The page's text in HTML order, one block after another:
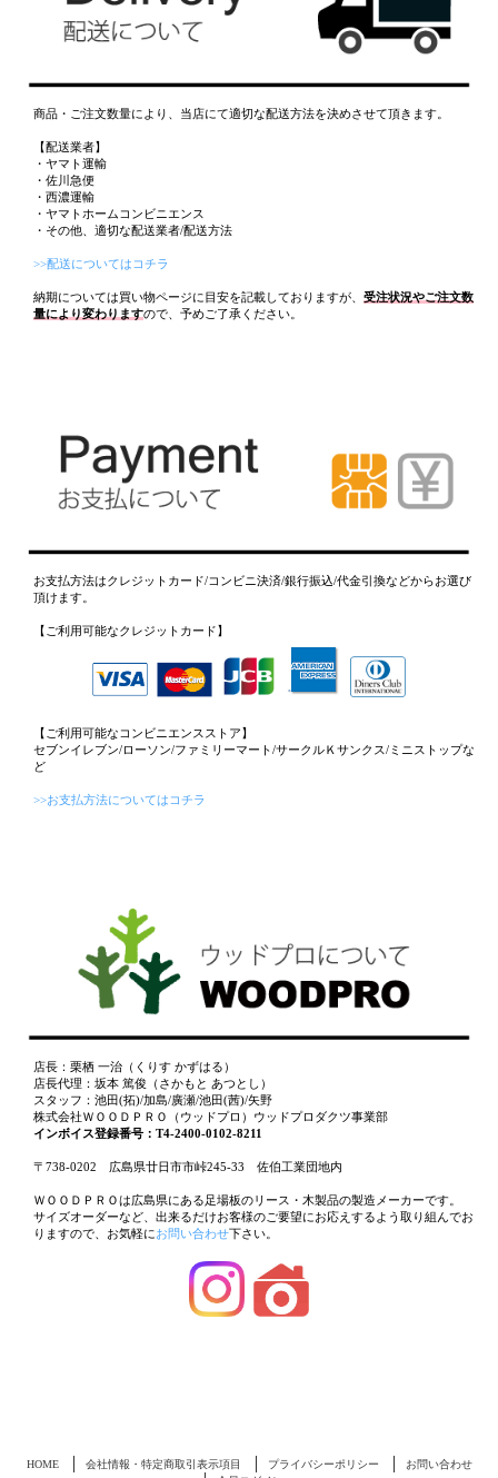
商品・ご注文数量により、当店にて適切な配送方法を決めさせて頂きます。
【配送業者】
・ヤマト運輸
・佐川急便
・西濃運輸
・ヤマトホームコンビニエンス
・その他、適切な配送業者/配送方法
>>配送についてはコチラ
納期については買い物ページに目安を記載しておりますが、 受注状況やご注文数
量により変わりますので、予めご了承ください。
お支払方法はクレジットカード/コンビニ決済/銀行振込/代金引換などからお選び
頂けます。
【ご利用可能なクレジットカード】
【ご利用可能なコンビニエンスストア】
セブンイレブン/ローソン/ファミリーマート/サークルＫサンクス/ミニストップな
ど
>>お支払方法についてはコチラ
店長：栗栖 一治（くりす かずはる）
店長代理：坂本 篤俊（さかもと あつとし）
スタッフ：池田(拓)/加島/廣瀬/池田(茜)/矢野
株式会社ＷＯＯＤＰＲＯ（ウッドプロ）ウッドプロダクツ事業部
インボイス登録番号：T4-2400-0102-8211
〒738-0202 広島県廿日市市峠245-33 佐伯工業団地内
ＷＯＯＤＰＲＯは広島県にある足場板のリース・木製品の製造メーカーです。
サイズオーダーなど、出来るだけお客様のご要望にお応えするよう取り組んでお
りますので、お気軽にお問い合わせ下さい。
HOME 会社情報・特定商取引表示項目 プライバシーポリシー
お問い合わせ